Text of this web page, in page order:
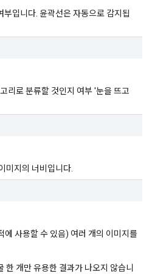
부입니다. 윤곽선은 자동으로 감지됩
리로 분류할 것인지 여부 '눈을 뜨고
미지의 너비입니다.
에 사용할 수 있음) 여러 개의 이미지를
한 개만 유용한 결과가 나오지 않습니